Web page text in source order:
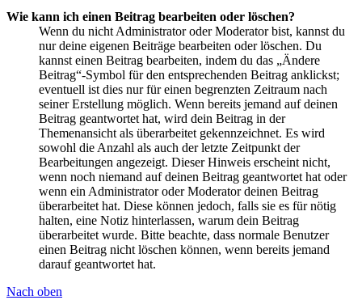
Wie kann ich einen Beitrag bearbeiten oder löschen?
Wenn du nicht Administrator oder Moderator bist, kannst du
nur deine eigenen Beiträge bearbeiten oder löschen. Du
kannst einen Beitrag bearbeiten, indem du das „Ändere
Beitrag“-Symbol für den entsprechenden Beitrag anklickst;
eventuell ist dies nur für einen begrenzten Zeitraum nach
seiner Erstellung möglich. Wenn bereits jemand auf deinen
Beitrag geantwortet hat, wird dein Beitrag in der
Themenansicht als überarbeitet gekennzeichnet. Es wird
sowohl die Anzahl als auch der letzte Zeitpunkt der
Bearbeitungen angezeigt. Dieser Hinweis erscheint nicht,
wenn noch niemand auf deinen Beitrag geantwortet hat oder
wenn ein Administrator oder Moderator deinen Beitrag
überarbeitet hat. Diese können jedoch, falls sie es für nötig
halten, eine Notiz hinterlassen, warum dein Beitrag
überarbeitet wurde. Bitte beachte, dass normale Benutzer
einen Beitrag nicht löschen können, wenn bereits jemand
darauf geantwortet hat.
Nach oben